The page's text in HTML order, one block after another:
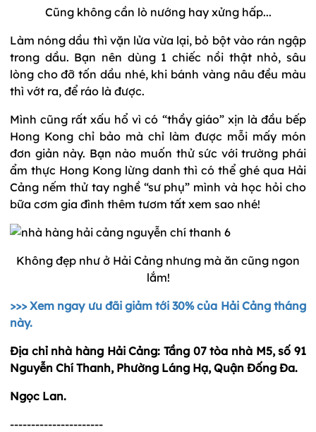
Cũng không cần lò nướng hay xửng hấp...
Làm nóng dầu thì vặn lửa vừa lại, bỏ bột vào rán ngập
trong dầu. Bạn nên dùng 1 chiếc nồi thật nhỏ, sâu
lòng cho đỡ tốn dầu nhé, khi bánh vàng nâu đều màu
thì vớt ra, để ráo là được.
Mình cũng rất xấu hổ vì có “thầy giáo” xịn là đầu bếp
Hong Kong chỉ bảo mà chỉ làm được mỗi mấy món
đơn giản này. Bạn nào muốn thử sức với trường phái
ẩm thực Hong Kong lừng danh thì có thể ghé qua Hải
Cảng nếm thử tay nghề “sư phụ” mình và học hỏi cho
bữa cơm gia đình thêm tươm tất xem sao nhé!
Không đẹp như ở Hải Cảng nhưng mà ăn cũng ngon
lắm!
>>> Xem ngay ưu đãi giảm tới 30% của Hải Cảng tháng
này.
Địa chỉ nhà hàng Hải Cảng: Tầng 07 tòa nhà M5, số 91
Nguyễn Chí Thanh, Phường Láng Hạ, Quận Đống Đa.
Ngọc Lan.
----------------------